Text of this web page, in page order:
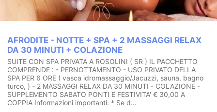
AFRODITE - NOTTE + SPA + 2 MASSAGGI RELAX
DA 30 MINUTI + COLAZIONE
SUITE CON SPA PRIVATA A ROSOLINI ( SR ) IL PACCHETTO
COMPRENDE : - PERNOTTAMENTO - USO PRIVATO DELLA
SPA PER 6 ORE ( vasca idromassaggio/Jacuzzi, sauna, bagno
turco, ) - 2 MASSAGGI RELAX DA 30 MINUTI - COLAZIONE -
SUPPLEMENTO SABATO PONTI E FESTIVITA' € 30,00 A
COPPIA Informazioni importanti: * Se d...